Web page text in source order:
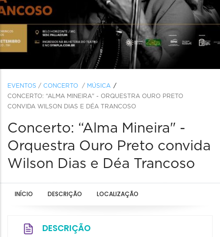
EVENTOS / CONCERTO / MÚSICA
CONCERTO: “ALMA MINEIRA" - ORQUESTRA OURO PRETO
CONVIDA WILSON DIAS E DÉA TRANCOSO
Concerto: “Alma Mineira" -
Orquestra Ouro Preto convida
Wilson Dias e Déa Trancoso
INÍCIO DESCRIÇÃO LOCALIZAÇÃO
DESCRIÇÃO